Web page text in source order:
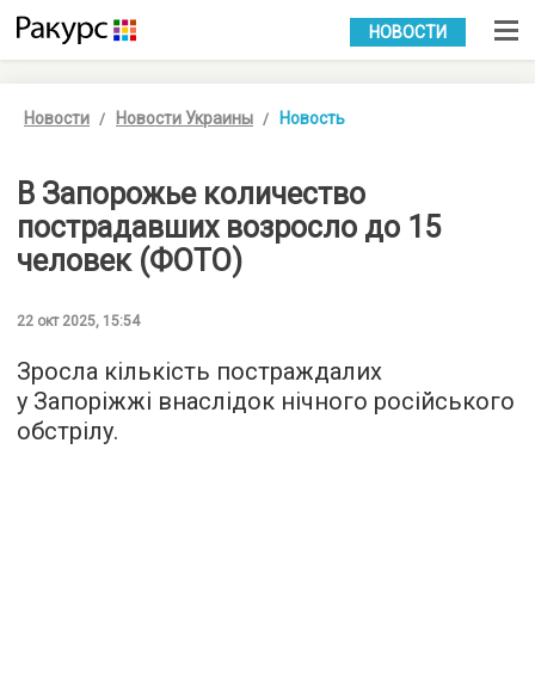
УКР РУС
НОВОСТИ
Новости Новости Украины Новость
В Запорожье количество
пострадавших возросло до 15
человек (ФОТО)
22 окт 2025, 15:54
Зросла кількість постраждалих
у Запоріжжі внаслідок нічного російського
обстрілу.